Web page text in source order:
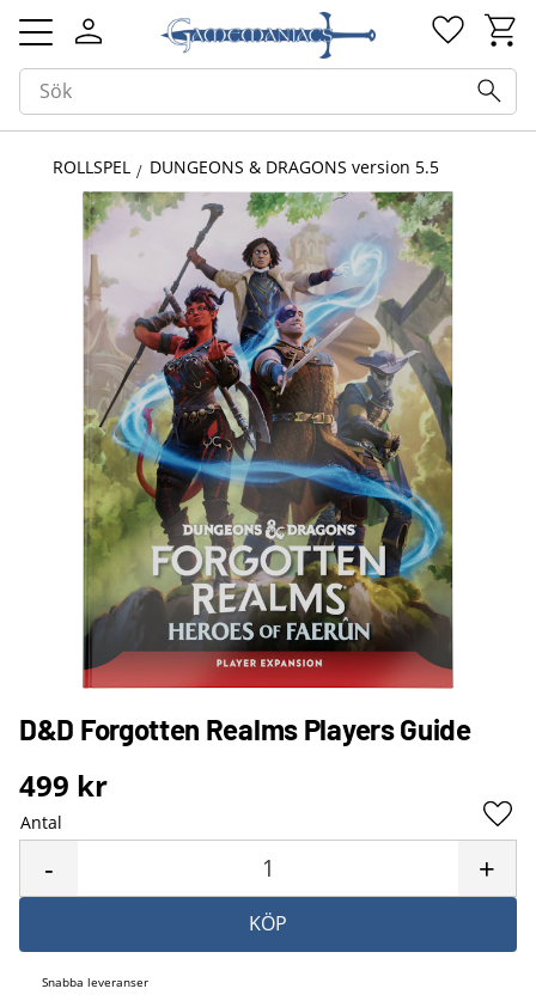
Meny
ROLLSPEL DUNGEONS & DRAGONS version 5.5
D&D Forgotten Realms Players Guide
499 kr
Antal
+
-
KÖP
Snabba leveranser